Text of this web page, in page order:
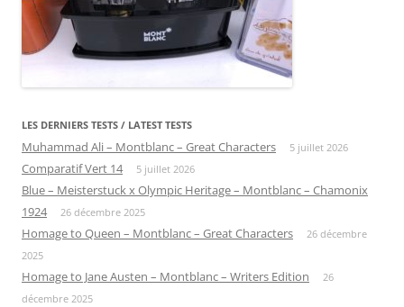
LES DERNIERS TESTS / LATEST TESTS
Muhammad Ali – Montblanc – Great Characters 5 juillet 2026
Comparatif Vert 14 5 juillet 2026
Blue – Meisterstuck x Olympic Heritage – Montblanc – Chamonix
1924
26 décembre 2025
Homage to Queen – Montblanc – Great Characters
26 décembre
2025
Homage to Jane Austen – Montblanc – Writers Edition
26
décembre 2025